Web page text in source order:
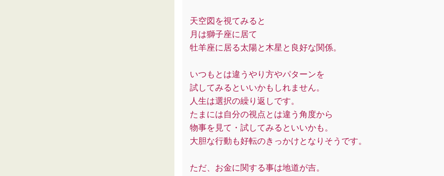
天空図を視てみると
月は獅子座に居て
牡羊座に居る太陽と木星と良好な関係。
いつもとは違うやり方やパターンを
試してみるといいかもしれません。
人生は選択の繰り返しです。
たまには自分の視点とは違う角度から
物事を見て・試してみるといいかも。
大胆な行動も好転のきっかけとなりそうです。
ただ、お金に関する事は地道が吉。